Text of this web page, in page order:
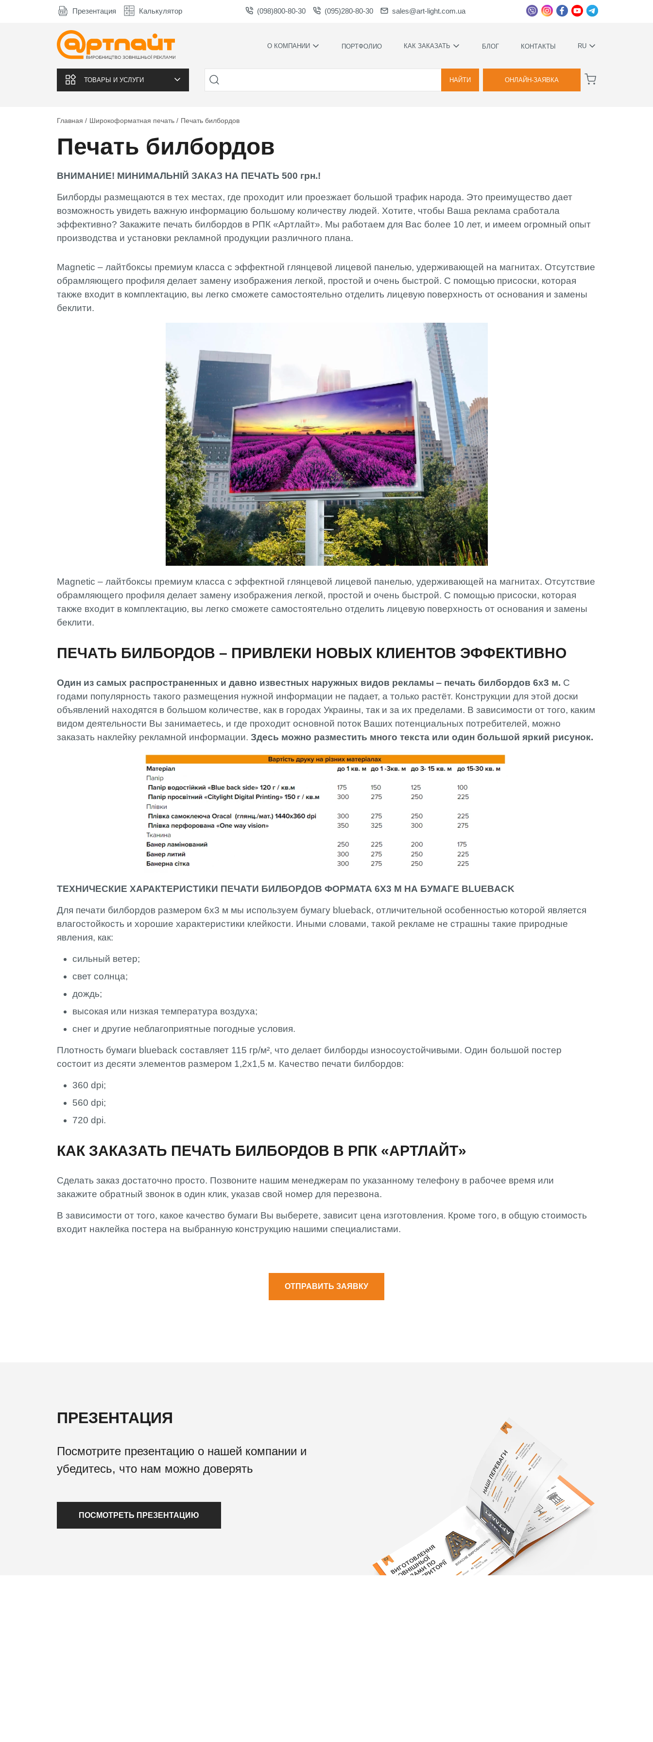
Презентация Калькулятор (098)800-80-30 (095)280-80-30 sales@art-light.com.ua
О КОМПАНИИ
ЗАГРУЗКИ
ПОРТФОЛИО КАК ЗАКАЗАТЬ
НАШИ
ГАРАНТИИ
ОФОРМЛЕНИЕ
МОНТАЖ СВОИМИ
СИЛАМИ
ДОСТАВКА
БЛОГ КОНТАКТЫ RU
РУССКИЙ
ТОВАРЫ И УСЛУГИ НАЙТИ ОНЛАЙН-ЗАЯВКА
Главная Широкоформатная печать Печать билбордов
Печать билбордов
ВНИМАНИЕ! МИНИМАЛЬНІЙ ЗАКАЗ НА ПЕЧАТЬ 500 грн.!
Билборды размещаются в тех местах, где проходит или проезжает большой трафик народа. Это преимущество дает
возможность увидеть важную информацию большому количеству людей. Хотите, чтобы Ваша реклама сработала
эффективно? Закажите печать билбордов в РПК «Артлайт». Мы работаем для Вас более 10 лет, и имеем огромный опыт
производства и установки рекламной продукции различного плана.
Magnetic – лайтбоксы премиум класса с эффектной глянцевой лицевой панелью, удерживающей на магнитах. Отсутствие
обрамляющего профиля делает замену изображения легкой, простой и очень быстрой. С помощью присоски, которая
также входит в комплектацию, вы легко сможете самостоятельно отделить лицевую поверхность от основания и замены
беклити.
Magnetic – лайтбоксы премиум класса с эффектной глянцевой лицевой панелью, удерживающей на магнитах. Отсутствие
обрамляющего профиля делает замену изображения легкой, простой и очень быстрой. С помощью присоски, которая
также входит в комплектацию, вы легко сможете самостоятельно отделить лицевую поверхность от основания и замены
беклити.
ПЕЧАТЬ БИЛБОРДОВ – ПРИВЛЕКИ НОВЫХ КЛИЕНТОВ ЭФФЕКТИВНО
Один из самых распространенных и давно известных наружных видов рекламы ‒ печать билбордов 6х3 м. С
годами популярность такого размещения нужной информации не падает, а только растёт. Конструкции для этой доски
объявлений находятся в большом количестве, как в городах Украины, так и за их пределами. В зависимости от того, каким
видом деятельности Вы занимаетесь, и где проходит основной поток Ваших потенциальных потребителей, можно
заказать наклейку рекламной информации. Здесь можно разместить много текста или один большой яркий рисунок.
ТЕХНИЧЕСКИЕ ХАРАКТЕРИСТИКИ ПЕЧАТИ БИЛБОРДОВ ФОРМАТА 6Х3 М НА БУМАГЕ BLUEBACK
Для печати билбордов размером 6х3 м мы используем бумагу blueback, отличительной особенностью которой является
влагостойкость и хорошие характеристики клейкости. Иными словами, такой рекламе не страшны такие природные
явления, как:
сильный ветер;
свет солнца;
дождь;
высокая или низкая температура воздуха;
снег и другие неблагоприятные погодные условия.
Плотность бумаги blueback составляет 115 гр/м², что делает билборды износоустойчивыми. Один большой постер
состоит из десяти элементов размером 1,2х1,5 м. Качество печати билбордов:
360 dpi;
560 dpi;
720 dpi.
КАК ЗАКАЗАТЬ ПЕЧАТЬ БИЛБОРДОВ В РПК «АРТЛАЙТ»
Сделать заказ достаточно просто. Позвоните нашим менеджерам по указанному телефону в рабочее время или
закажите обратный звонок в один клик, указав свой номер для перезвона.
В зависимости от того, какое качество бумаги Вы выберете, зависит цена изготовления. Кроме того, в общую стоимость
входит наклейка постера на выбранную конструкцию нашими специалистами.
ОТПРАВИТЬ ЗАЯВКУ
ПРЕЗЕНТАЦИЯ
Посмотрите презентацию о нашей компании и
убедитесь, что нам можно доверять
ПОСМОТРЕТЬ ПРЕЗЕНТАЦИЮ